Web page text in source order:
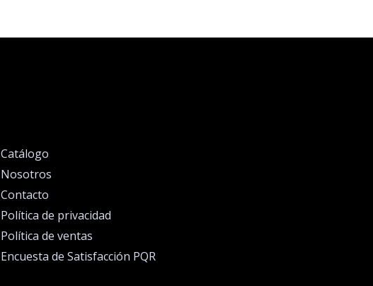
Catálogo
Nosotros
Contacto
Política de privacidad
Política de ventas
Encuesta de Satisfacción PQR